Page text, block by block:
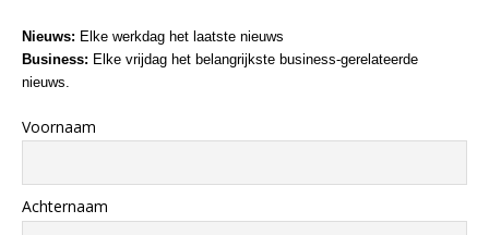
Nieuws: Elke werkdag het laatste nieuws
Business: Elke vrijdag het belangrijkste business-gerelateerde
nieuws.
Voornaam
Achternaam